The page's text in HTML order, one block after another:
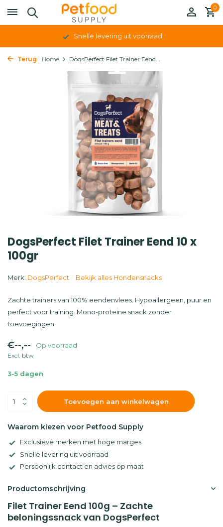
0
Snelle levering uit voorraad
Terug Home DogsPerfect Filet Trainer Eend...
DogsPerfect Filet Trainer Eend 10 x
100gr
Merk: DogsPerfect Bekijk alles Hondensnacks
Zachte trainers van 100% eendenvlees. Hypoallergeen, puur en
perfect voor training. Mono-proteïne snack zonder
toevoegingen.
€--,-- Op voorraad
Excl. btw
3-5 dagen
Toevoegen aan winkelwagen
Waarom kiezen voor Petfood Supply
Exclusieve merken met hoge marges
Snelle levering uit voorraad
Persoonlijk contact en advies op maat
Productomschrijving
Filet Trainer Eend 100g – Zachte
beloningssnack van DogsPerfect